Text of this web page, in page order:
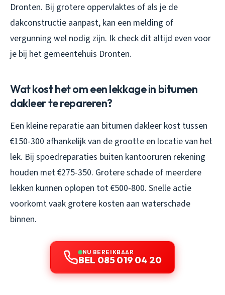
Dronten. Bij grotere oppervlaktes of als je de
dakconstructie aanpast, kan een melding of
vergunning wel nodig zijn. Ik check dit altijd even voor
je bij het gemeentehuis Dronten.
Wat kost het om een lekkage in bitumen
dakleer te repareren?
Een kleine reparatie aan bitumen dakleer kost tussen
€150-300 afhankelijk van de grootte en locatie van het
lek. Bij spoedreparaties buiten kantooruren rekening
houden met €275-350. Grotere schade of meerdere
lekken kunnen oplopen tot €500-800. Snelle actie
voorkomt vaak grotere kosten aan waterschade
binnen.
NU BEREIKBAAR
BEL 085 019 04 20